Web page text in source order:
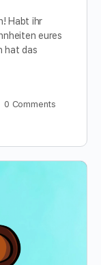
Habt ihr
eures
hat das
0 Comments